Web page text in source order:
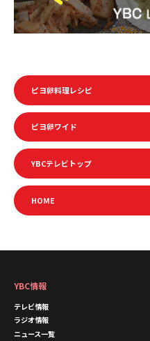
ピヨ卵料理レシピ
ピヨ卵ワイド
YBCテレビトップ
HOME
YBC情報
テレビ情報
ラジオ情報
ニュース一覧